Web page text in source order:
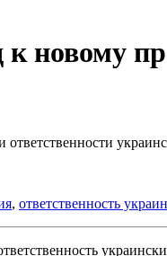
новому
, ответственность